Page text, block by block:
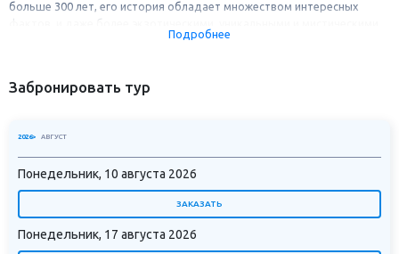
больше 300 лет, его история обладает множеством интересных
фактов, и даже более экзотическими, уникальными и мистическими,
чем некоторые старинные города. Сегодня Северную столицу
Екатерининском и Александровском дворце. Познакомитесь с
Подробнее
Забронировать тур
2026> АВГУСТ
Понедельник, 10 августа 2026
ЗАКАЗАТЬ
Понедельник, 17 августа 2026